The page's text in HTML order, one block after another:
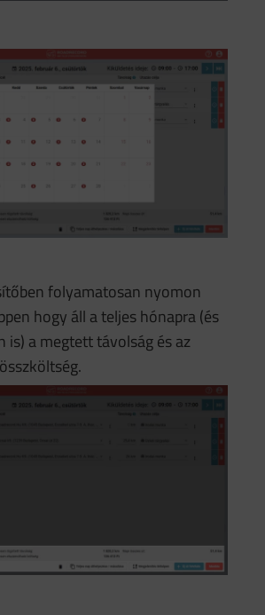
folyamatosan nyomon
hogy áll a teljes hónapra (és
is) a megtett távolság és az